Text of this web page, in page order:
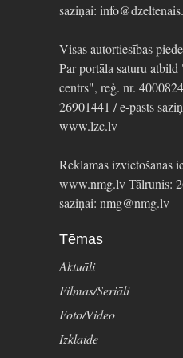
saziņai:
Visas autortiesības
Par portāla saturu
centrs", reģ. nr.
26901441 / e-pasts
www.lzc.lv
Reklāmas izvietošanas
www.nmg.lv Tālrunis:
saziņai: nmg@nmg.lv
Tēmas
Aktuāli
Filmas/Seriāli
Foto/Video
Izklaide